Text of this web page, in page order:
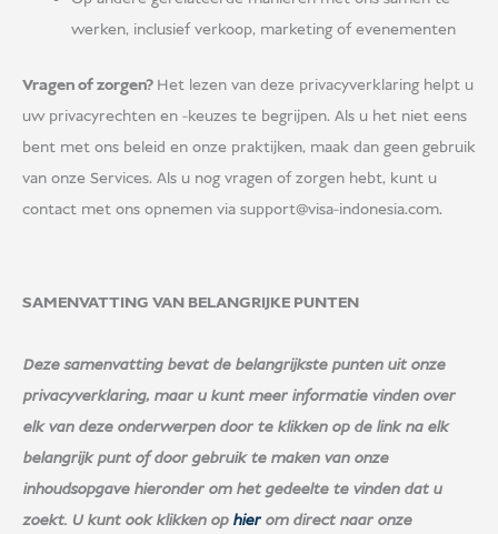
werken, inclusief verkoop, marketing of evenementen
Vragen of zorgen? Het lezen van deze privacyverklaring helpt u
uw privacyrechten en -keuzes te begrijpen. Als u het niet eens
bent met ons beleid en onze praktijken, maak dan geen gebruik
van onze Services. Als u nog vragen of zorgen hebt, kunt u
contact met ons opnemen via support@visa-indonesia.com.
SAMENVATTING VAN BELANGRIJKE PUNTEN
Deze samenvatting bevat de belangrijkste punten uit onze
privacyverklaring, maar u kunt meer informatie vinden over
elk van deze onderwerpen door te klikken op de link na elk
belangrijk punt of door gebruik te maken van onze
inhoudsopgave hieronder om het gedeelte te vinden dat u
zoekt. U kunt ook klikken op hierom direct naar onze